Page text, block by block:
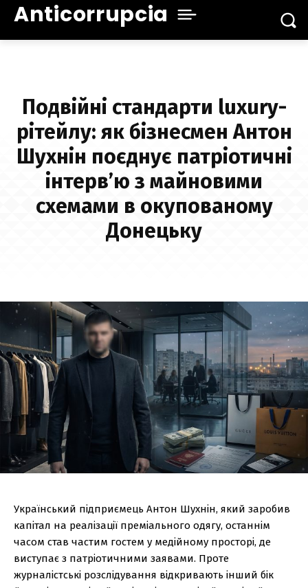
Anticorrupcia
Подвійні стандарти luxury-
рітейлу: як бізнесмен Антон
Шухнін поєднує патріотичні
інтерв’ю з майновими
схемами в окупованому
Донецьку
Український підприємець Антон Шухнін, який заробив
капітал на реалізації преміального одягу, останнім
часом став частим гостем у медійному просторі, де
виступає з патріотичними заявами. Проте
журналістські розслідування відкривають інший бік